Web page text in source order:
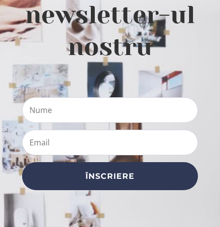
newsletter-ul
nostru
ÎNSCRIERE